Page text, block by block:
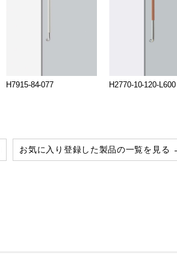
H7915-84-077 H2770-10-120-L600
お気に入り登録した製品の一覧を見る